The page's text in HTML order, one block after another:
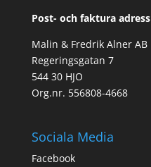
Post- och faktura adress
Malin & Fredrik Alner AB
Regeringsgatan 7
544 30 HJO
Org.nr. 556808-4668
Sociala Media
Facebook